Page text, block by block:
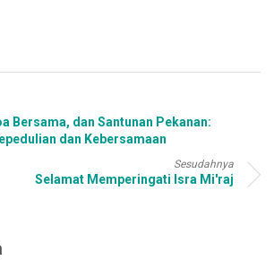
Bersama, dan Santunan Pekanan:
dan Kebersamaan
Sesudahnya
Selamat Memperingati Isra Mi'raj